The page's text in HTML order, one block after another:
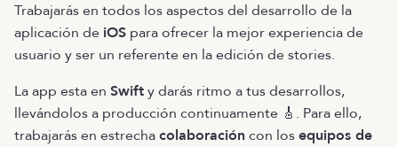
Trabajarás en todos los aspectos del desarrollo de la
aplicación de iOS para ofrecer la mejor experiencia de
usuario y ser un referente en la edición de stories.
La app esta en Swifty darás ritmo a tus desarrollos,
llevándolos a producción continuamente 🎸. Para ello,
trabajarás en estrechacolaboración con losequipos de